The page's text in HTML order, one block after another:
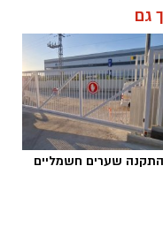
גם
שערים חשמליים